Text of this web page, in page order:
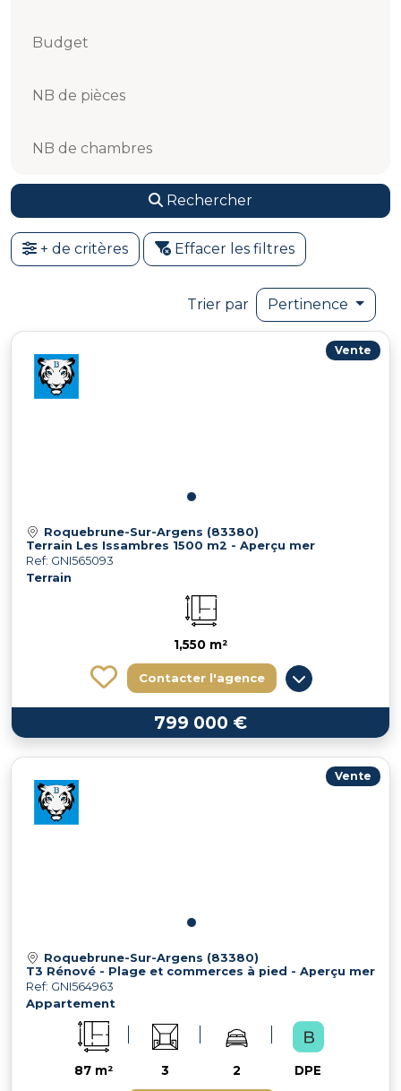
Budget
NB de pièces
NB de chambres
Rechercher
+ de critères Effacer les filtres
Trier par Pertinence
Vente
Roquebrune-Sur-Argens (83380)
Terrain Les Issambres 1500 m2 - Aperçu mer
Ref: GNI565093
Terrain
1,550 m²
Contacter l'agence
799 000 €
Vente
Roquebrune-Sur-Argens (83380)
T3 Rénové - Plage et commerces à pied - Aperçu mer
Ref: GNI564963
Appartement
87 m² 3 2 DPE